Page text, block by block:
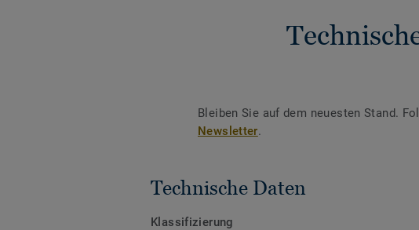
Bleiben Sie auf dem neuesten Stand.
Newsletter.
Technische Daten
Klassifizierung